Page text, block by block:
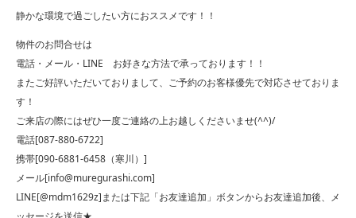
静かな環境で過ごしたい方におススメです！！
物件のお問合せは
電話・メール・LINE お好きな方法で承っております！！
またご好評いただいておりまして、ご予約のお客様優先で対応させておりま
す！
ご来店の際にはぜひ一度ご連絡の上お越しくださいませ(^^)/
電話[087-880-6722]
携帯[090-6881-6458（寒川）]
メール[info@muregurashi.com]
LINE[@mdm1629z]または下記「お友達追加」ボタンからお友達追加後、メ